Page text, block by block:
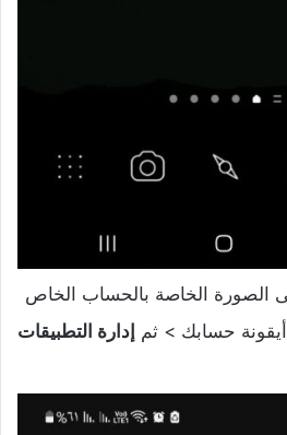
الصورة الخاصة بالحساب الخاص
حسابك > ثم إدارة التطبيقات